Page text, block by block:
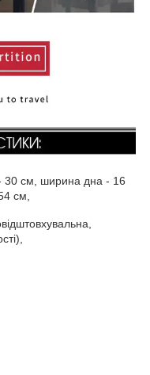
30 см, ширина дна - 16
см,